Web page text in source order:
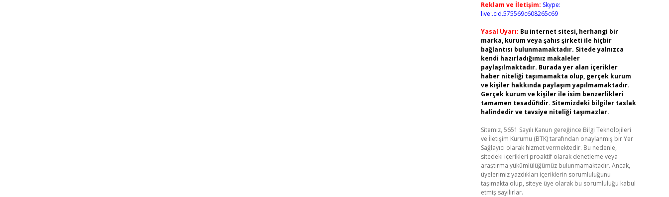
Reklam ve İletişim: Skype:
live:.cid.575569c608265c69
Yasal Uyarı: Bu internet sitesi, herhangi bir
marka, kurum veya şahıs şirketi ile hiçbir
bağlantısı bulunmamaktadır. Sitede yalnızca
kendi hazırladığımız makaleler
paylaşılmaktadır. Burada yer alan içerikler
haber niteliği taşımamakta olup, gerçek kurum
ve kişiler hakkında paylaşım yapılmamaktadır.
Gerçek kurum ve kişiler ile isim benzerlikleri
tamamen tesadüfidir. Sitemizdeki bilgiler taslak
halindedir ve tavsiye niteliği taşımazlar.
Sitemiz, 5651 Sayılı Kanun gereğince Bilgi Teknolojileri
ve İletişim Kurumu (BTK) tarafından onaylanmış bir Yer
Sağlayıcı olarak hizmet vermektedir. Bu nedenle,
sitedeki içerikleri proaktif olarak denetleme veya
araştırma yükümlülüğümüz bulunmamaktadır. Ancak,
üyelerimiz yazdıkları içeriklerin sorumluluğunu
taşımakta olup, siteye üye olarak bu sorumluluğu kabul
etmiş sayılırlar.